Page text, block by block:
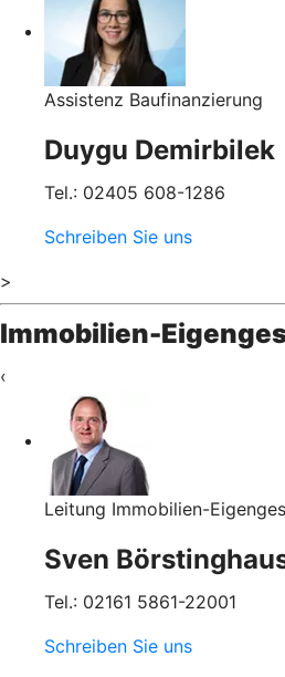
Assistenz Baufinanzierung
Duygu Demirbilek
Tel.: 02405 608-1286
Schreiben Sie uns
>
Immobilien-
‹
Leitung Immobilien-
Sven
Tel.: 02161 5861-22001
Schreiben Sie uns